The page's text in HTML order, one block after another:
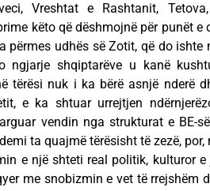
Vreshtat e Rashtanit,
këto që dëshmojnë për punët
përmes udhës së Zotit, që do
ngjarje shqiptarëve u kanë
tërësi nuk i ka bërë asnjë nderë
e ka shtuar urrejtjen
vendin nga strukturat e BE-
ta quajmë tërësisht të zezë,
e një shteti real politik, kulturor
me snobizmin e vet të rrejshëm